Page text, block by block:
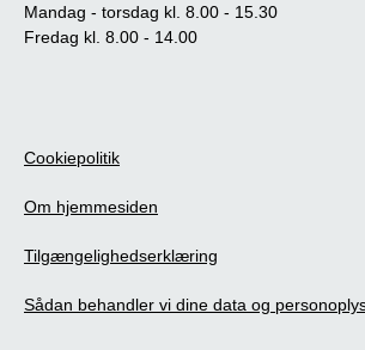
Mandag - torsdag kl. 8.00 - 15.30
Fredag kl. 8.00 - 14.00
Cookiepolitik
Om hjemmesiden
Tilgængelighedserklæring
Sådan behandler vi dine data og